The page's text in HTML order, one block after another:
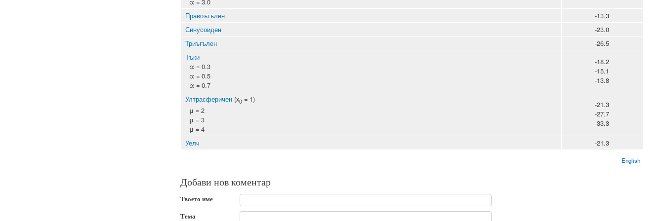
Правоъгълен
-13.3
Синусоиден
-23.0
Триъгълен
-26.5
Тъки
α = 0.3
α = 0.5
α = 0.7
-18.2
-15.1
-13.8
Ултрасферичен(x0= 1)
μ = 2
μ = 3
μ = 4
-21.3
-27.7
-33.3
Уелч -21.3
English
Добави нов коментар
Твоето име
Тема